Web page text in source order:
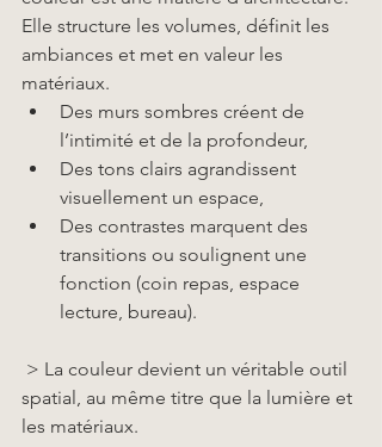
Elle structure les volumes, définit les
ambiances et met en valeur les
matériaux.
Des murs sombres créent de
l’intimité et de la profondeur,
Des tons clairs agrandissent
visuellement un espace,
Des contrastes marquent des
transitions ou soulignent une
fonction (coin repas, espace
lecture, bureau).
spatial, au même titre que la lumière et
les matériaux.